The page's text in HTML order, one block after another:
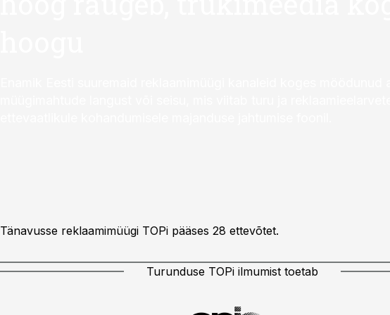
Tänavusse reklaamimüügi TOPi pääses 28 ettevõtet.
Turunduse TOPi ilmumist toetab